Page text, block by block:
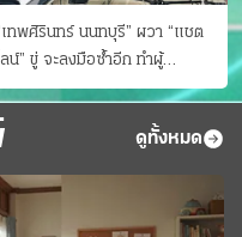
เทพศิรินทร์ นนทบุรี” ผวา “แชต
ลน์” ขู่ จะลงมือซ้ำอีก ทําผู้
กครองแตกตื่นแจ้งตำรวจ
ดูทั้งหมด